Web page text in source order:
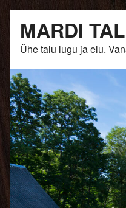
content
MARDI
Ühe talu lugu ja elu.